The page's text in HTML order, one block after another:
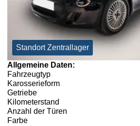
Standort Zentrallager
Allgemeine Daten:
Fahrzeugtyp
Karosserieform
Getriebe
Kilometerstand
Anzahl der Türen
Farbe